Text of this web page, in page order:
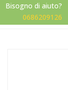
Bisogno di aiuto?
0686209126